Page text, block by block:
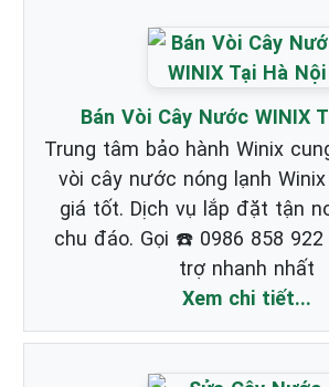
Bán Vòi Cây Nước WINIX
Trung tâm bảo hành Winix
vòi cây nước nóng lạnh
giá tốt. Dịch vụ lắp đặt tận
chu đáo. Gọi ☎️ 0986 858
trợ nhanh nhất
Xem chi tiết...